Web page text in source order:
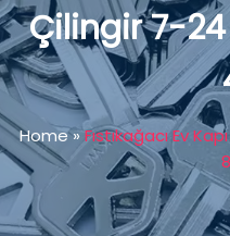
Çilingir 7-
Home»Fıstıkağacı Ev